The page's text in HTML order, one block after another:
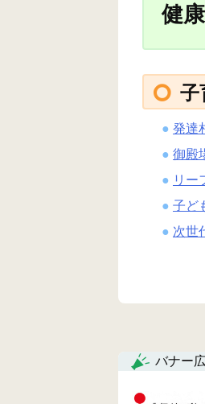
健
子
発達
御殿
リー
子ど
次世
バナー